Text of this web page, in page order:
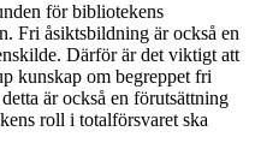
för bibliotekens
Fri åsiktsbildning är också en
Därför är det viktigt att
kunskap om begreppet fri
är också en förutsättning
roll i totalförsvaret ska